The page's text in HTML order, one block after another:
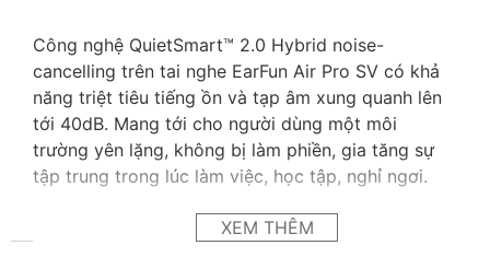
Công nghệ QuietSmart™ 2.0 Hybrid noise-
cancelling trên tai nghe EarFun Air Pro SV có khả
năng triệt tiêu tiếng ồn và tạp âm xung quanh lên
tới 40dB. Mang tới cho người dùng một môi
trường yên lặng, không bị làm phiền, gia tăng sự
tập trung trong lúc làm việc, học tập, nghỉ ngơi.
EarFun Air Pro SV cũng được nâng cấp khả năng
lọc gió tốt hơn, đảm bảo khi di chuyển sẽ không bị
XEM THÊM